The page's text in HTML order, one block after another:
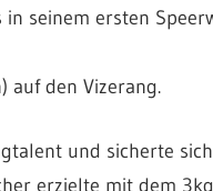
seinem ersten
auf den Vizerang.
und sicherte
erzielte mit dem